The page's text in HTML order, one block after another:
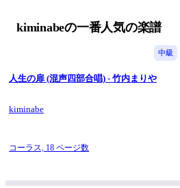
kiminabeの一番人気の楽譜
中級
人生の扉 (混声四部合唱) - 竹内まりや
kiminabe
コーラス, 18 ページ数